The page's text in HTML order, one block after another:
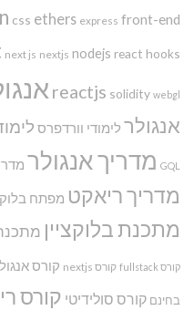
css ethers express front-end
next js nextjs nodejs react hooks
reactjs solidity webgl
אנגולר לימודי וורדפרס
GQL מדריך אנגולר
מדריך ריאקט מפתח בלוק
מתכנת בלוקציין
קורס fullstack קורס nextjs קורס
בחינם קורס סולידיטי קורס